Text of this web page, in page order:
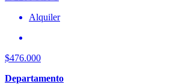
Alquiler
$476.000
Departamento